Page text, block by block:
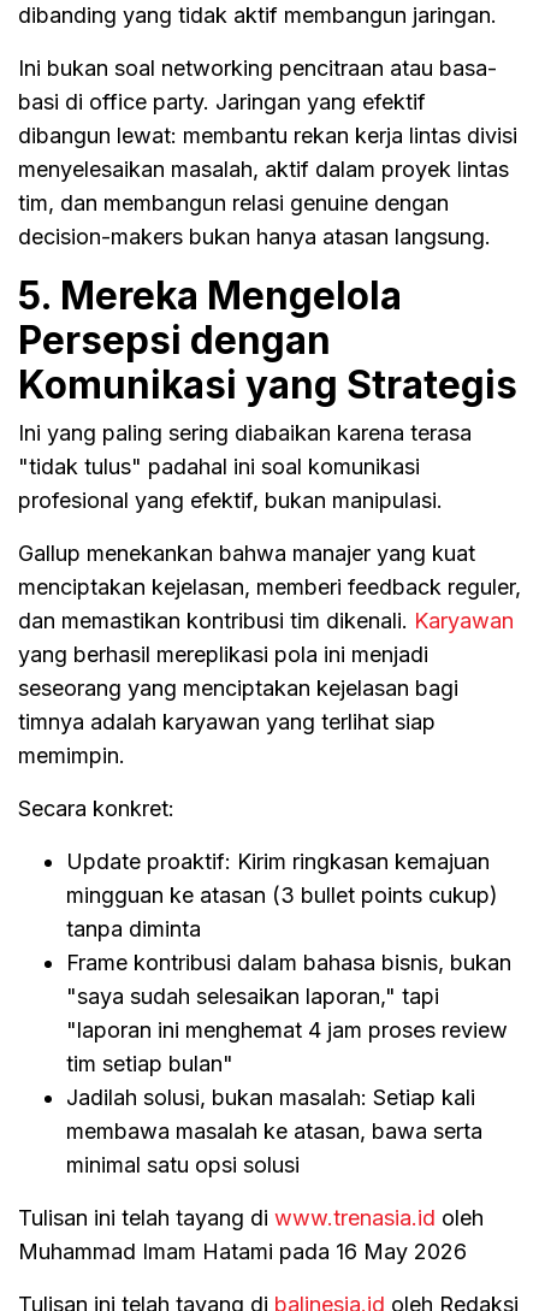
dibanding yang tidak aktif membangun jaringan.
Ini bukan soal networking pencitraan atau basa-
basi di office party. Jaringan yang efektif
dibangun lewat: membantu rekan kerja lintas divisi
menyelesaikan masalah, aktif dalam proyek lintas
tim, dan membangun relasi genuine dengan
decision-makers bukan hanya atasan langsung.
5. Mereka Mengelola
Persepsi dengan
Komunikasi yang Strategis
Ini yang paling sering diabaikan karena terasa
"tidak tulus" padahal ini soal komunikasi
profesional yang efektif, bukan manipulasi.
Gallup menekankan bahwa manajer yang kuat
menciptakan kejelasan, memberi feedback reguler,
dan memastikan kontribusi tim dikenali. Karyawan
yang berhasil mereplikasi pola ini menjadi
seseorang yang menciptakan kejelasan bagi
timnya adalah karyawan yang terlihat siap
memimpin.
Secara konkret:
Update proaktif: Kirim ringkasan kemajuan
mingguan ke atasan (3 bullet points cukup)
tanpa diminta
Frame kontribusi dalam bahasa bisnis, bukan
"saya sudah selesaikan laporan," tapi
"laporan ini menghemat 4 jam proses review
tim setiap bulan"
Jadilah solusi, bukan masalah: Setiap kali
membawa masalah ke atasan, bawa serta
minimal satu opsi solusi
Tulisan ini telah tayang di www.trenasia.id oleh
Muhammad Imam Hatami pada 16 May 2026
Tulisan ini telah tayang di balinesia.id oleh Redaksi